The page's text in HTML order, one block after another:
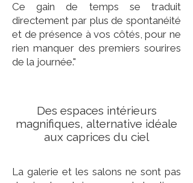
Ce gain de temps se traduit
directement par plus de spontanéité
et de présence à vos côtés, pour ne
rien manquer des premiers sourires
de la journée."
Des espaces intérieurs
magnifiques, alternative idéale
aux caprices du ciel
La galerie et les salons ne sont pas